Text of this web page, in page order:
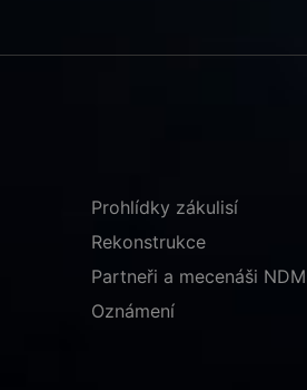
Prohlídky zákulisí
Rekonstrukce
Partneři a mecenáši NDM
Oznámení